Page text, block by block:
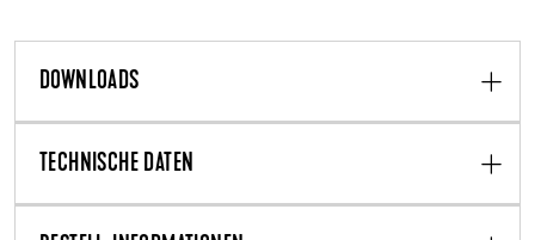
DOWNLOADS
TECHNISCHE DATEN